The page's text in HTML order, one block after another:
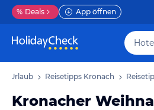
% Deals App öffnen
Urlaub Reisetipps Kronach
Kronacher